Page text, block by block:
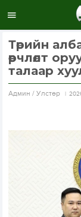
Төрийн
өөрчлөлт
талаар
Aдмин / Улстөр